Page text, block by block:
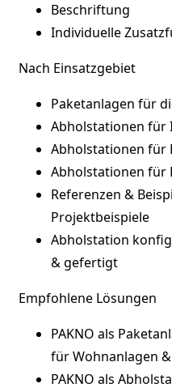
Beschriftung
Individuelle
Nach Einsatzgebiet
Paketanlagen für
Abholstationen für
Abholstationen für
Abholstationen für
Referenzen &
Projektbeispiele
Abholstation
& gefertigt
Empfohlene Lösungen
PAKNO als
für Wohnanlagen
PAKNO als